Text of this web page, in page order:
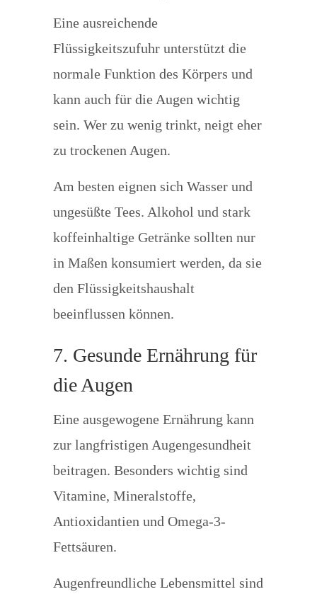
Eine ausreichende
Flüssigkeitszufuhr unterstützt die
normale Funktion des Körpers und
kann auch für die Augen wichtig
sein. Wer zu wenig trinkt, neigt eher
zu trockenen Augen.
Am besten eignen sich Wasser und
ungesüßte Tees. Alkohol und stark
koffeinhaltige Getränke sollten nur
in Maßen konsumiert werden, da sie
den Flüssigkeitshaushalt
beeinflussen können.
7. Gesunde Ernährung für
die Augen
Eine ausgewogene Ernährung kann
zur langfristigen Augengesundheit
beitragen. Besonders wichtig sind
Vitamine, Mineralstoffe,
Antioxidantien und Omega-3-
Fettsäuren.
Augenfreundliche Lebensmittel sind